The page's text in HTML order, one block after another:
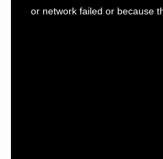
or network failed or because